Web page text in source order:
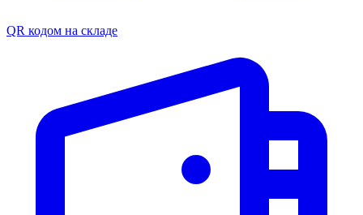
QR кодом на складе